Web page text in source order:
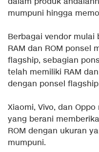
mumpuni hingga
Berbagai vendor
RAM dan ROM ponsel
flagship, sebagian
telah memiliki RAM
dengan ponsel
Xiaomi, Vivo, dan
yang berani
ROM dengan ukuran
mumpuni.